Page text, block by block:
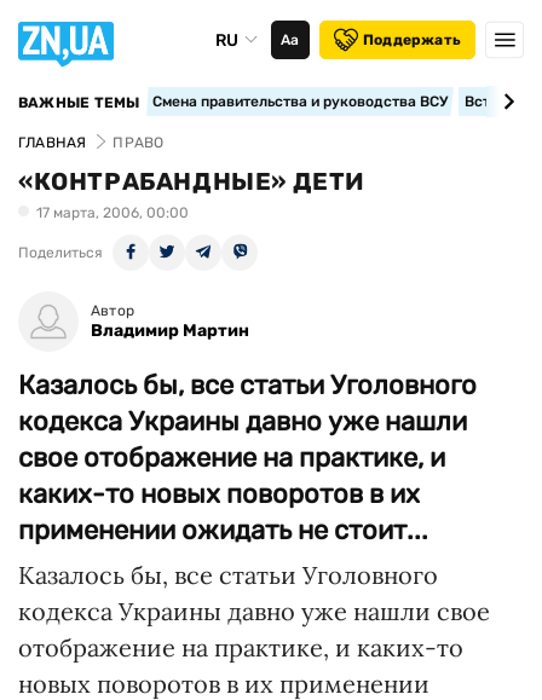
RU Аа Поддержать
ВАЖНЫЕ ТЕМЫ Смена правительства и руководства ВСУ
ГЛАВНАЯ ПРАВО
«КОНТРАБАНДНЫЕ» ДЕТИ
17 марта, 2006, 00:00
Поделиться
Автор
Владимир Мартин
Казалось бы, все статьи Уголовного
кодекса Украины давно уже нашли
свое отображение на практике, и
каких-то новых поворотов в их
применении ожидать не стоит...
Казалось бы, все статьи Уголовного
кодекса Украины давно уже нашли свое
отображение на практике, и каких-то
новых поворотов в их применении